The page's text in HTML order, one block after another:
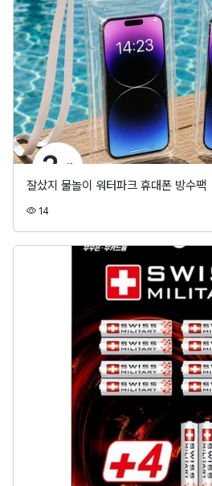
잘샀지 물놀이 워터파크 휴대폰 방수팩
14조회